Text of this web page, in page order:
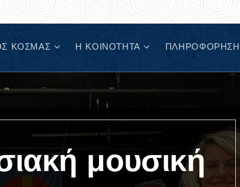
ΚΟΣΜΑΣ Η ΚΟΙΝΟΤΗΤΑ ΠΛΗΡΟΦΟΡΗΣΗ
μουσική